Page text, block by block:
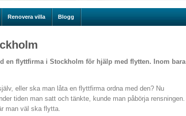
Renovera villa Blogg
en flyttfirma i Stockholm för hjälp med flytten. Inom bara
eller ska man låta en flyttfirma ordna med den? Nu
tiden man satt och tänkte, kunde man påbörja rensningen.
man väl ska flytta.